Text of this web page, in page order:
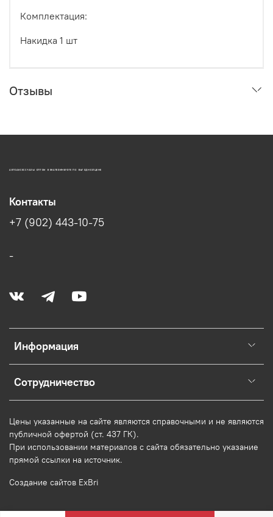
Комплектация:
Накидка 1 шт
Отзывы
АВТОАКСЕССУАРЫ ОПТОМ В ЕКАТЕРИНБУРГЕ ПО ВЫГОДНОЙ ЦЕНЕ
Информация
Сотрудничество
Контакты
+7 (902) 443-10-75
-
Цены указанные на сайте являются справочными и не являются
публичной офертой (ст. 437 ГК).
При использовании материалов с сайта обязательно указание
прямой ссылки на источник.
Создание сайтов ExBri